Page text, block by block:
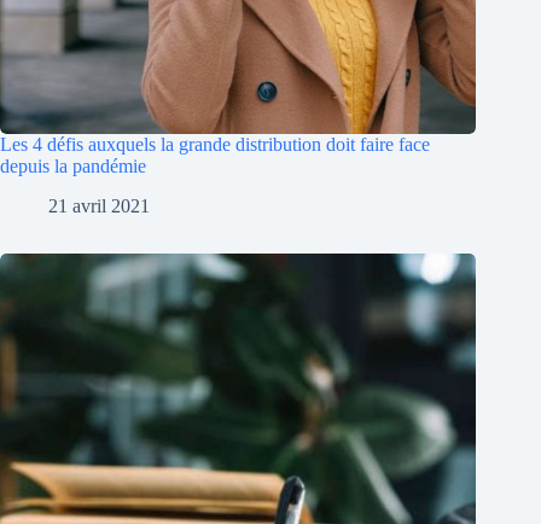
Les 4 défis auxquels la grande distribution doit faire face
depuis la pandémie
21 avril 2021